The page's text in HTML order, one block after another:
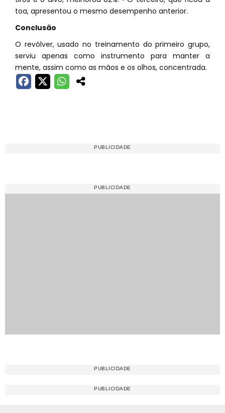
toa, apresentou o mesmo desempenho anterior.
Conclusão
O revólver, usado no treinamento do primeiro grupo,
serviu apenas como instrumento para manter a
mente, assim como as mãos e os olhos, concentrada.